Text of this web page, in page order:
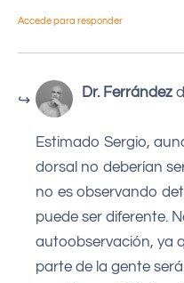
Accede para responder
Dr. Ferrández
Estimado Sergio,
dorsal no deberían
no es observando
puede ser diferente.
autoobservación, ya
parte de la gente